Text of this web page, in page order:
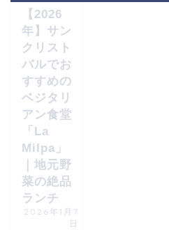
【2026
年】サン
クリスト
バルでお
すすめの
ベジタリ
アン食堂
「La
Milpa」
｜地元野
菜の絶品
ランチ
2026年1月7
日